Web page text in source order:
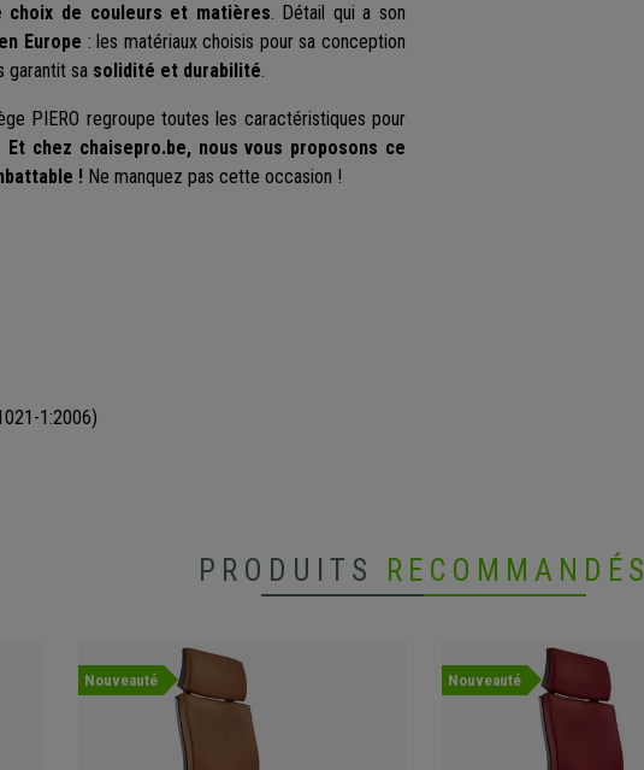
choix de couleurs et matières. Détail qui a son
Europe : les matériaux choisis pour sa conception
garantit sa solidité et durabilité.
PIERO regroupe toutes les caractéristiques pour
Et chez chaisepro.be, nous vous proposons ce
! Ne manquez pas cette occasion !
1:2006)
PRODUITS RECOMMANDÉS
Nouveauté Nouveauté